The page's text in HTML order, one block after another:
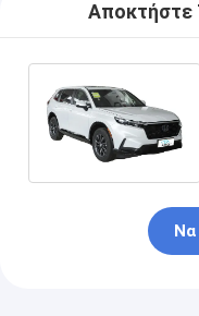
Αποκτήστε
Να